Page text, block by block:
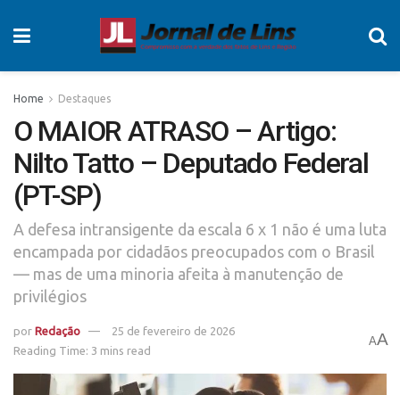
Home Destaques
O MAIOR ATRASO – Artigo:
Nilto Tatto – Deputado Federal
(PT-SP)
A defesa intransigente da escala 6 x 1 não é uma luta
encampada por cidadãos preocupados com o Brasil
— mas de uma minoria afeita à manutenção de
privilégios
por Redação
25 de fevereiro de 2026
Reading Time: 3 mins read
AA